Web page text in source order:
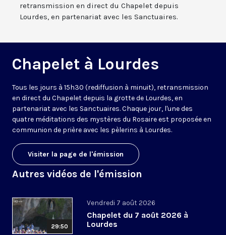
retransmission en direct du Chapelet depuis
Lourdes, en partenariat avec les Sanctuaires.
Chapelet à Lourdes
Tous les jours à 15h30 (rediffusion à minuit), retransmission
en direct du Chapelet depuis la grotte de Lourdes, en
partenariat avec les Sanctuaires. Chaque jour, l'une des
quatre méditations des mystères du Rosaire est proposée en
communion de prière avec les pèlerins à Lourdes.
Visiter la page de l'émission
Autres vidéos de l'émission
29:50
Vendredi 7 août 2026
Chapelet du 7 août 2026 à
Lourdes